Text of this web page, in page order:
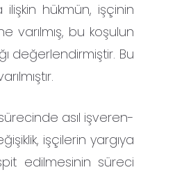
hükmün, işçinin
varılmış, bu koşulun
değerlendirmiştir. Bu
asıl işveren-
işçilerin yargıya
edilmesinin süreci